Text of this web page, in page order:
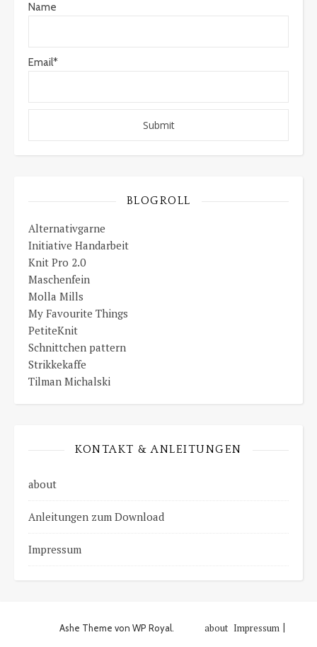
Name
Email*
BLOGROLL
Alternativgarne
Initiative Handarbeit
Knit Pro 2.0
Maschenfein
Molla Mills
My Favourite Things
PetiteKnit
Schnittchen pattern
Strikkekaffe
Tilman Michalski
KONTAKT & ANLEITUNGEN
about
Anleitungen zum Download
Impressum
about Impressum
Ashe Theme von WP Royal.